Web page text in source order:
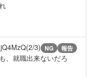
3) NG 報告
、就職出来ないだろ